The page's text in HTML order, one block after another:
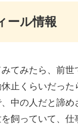
ール情報
てみたら、前
止くらいだった
中の人だと諦め
飼っていて、仕